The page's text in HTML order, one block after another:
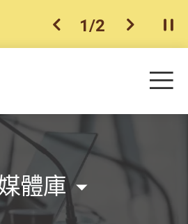
上一個
2/2 下一個開
目
體庫